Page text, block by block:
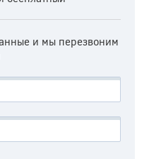
и мы перезвоним